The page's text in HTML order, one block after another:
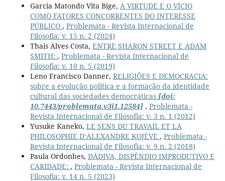
Garcia Matondo Vita Bige, A VIRTUDE E O VÍCIO
COMO FATORES CONCORRENTES DO INTERESSE
PÚBLICO , Problemata - Revista Internacional de
Filosofia: v. 15 n. 2 (2024)
Thais Alves Costa, ENTRE SHARON STREET E ADAM
SMITH: , Problemata - Revista Internacional de
Filosofia: v. 10 n. 5 (2019)
Leno Francisco Danner, RELIGIÕES E DEMOCRACIA:
sobre a evolução política e a formação da identidade
cultural das sociedades democráticas [doi:
10.7443/problemata.v3i1.12584], Problemata -
Revista Internacional de Filosofia: v. 3 n. 1 (2012)
Yusuke Kaneko, LE SENS DU TRAVAIL ET LA
PHILOSOPHIE D’ALEXANDRE KOJÈVE , Problemata -
Revista Internacional de Filosofia: v. 9 n. 2 (2018)
Paula Ordonhes, DÁDIVA, DISPÊNDIO IMPRODUTIVO E
CARIDADE: , Problemata - Revista Internacional de
Filosofia: v. 14 n. 5 (2023)